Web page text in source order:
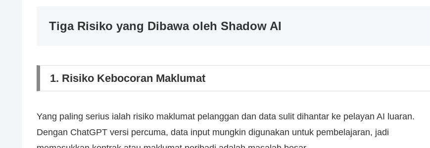
Tiga Risiko yang Dibawa oleh Shadow AI
1. Risiko Kebocoran Maklumat
Yang paling serius ialah risiko maklumat pelanggan dan data sulit dihantar ke pelayan AI luaran.
Dengan ChatGPT versi percuma, data input mungkin digunakan untuk pembelajaran, jadi